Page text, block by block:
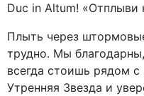
Duc in Altum! «Отплыви
Плыть через
трудно. Мы
всегда стоишь рядом
Утренняя Звезда и